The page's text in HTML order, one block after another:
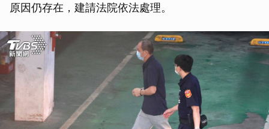
原因仍存在，建請法院依法處理。